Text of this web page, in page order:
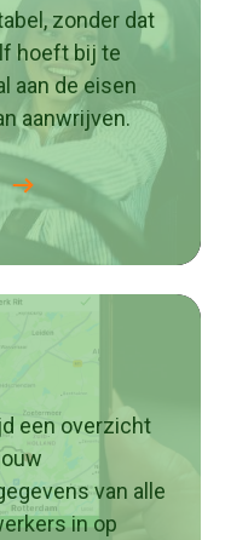
LED-schermen,
botsabsorbeerders
zonder dat
hoeft bij te
aan de eisen
aanwrijven.
een overzicht
van alle
in op